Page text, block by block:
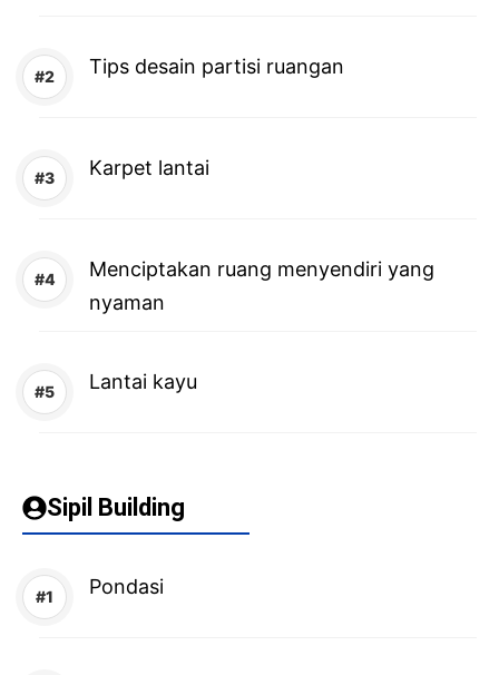
Tips desain partisi ruangan
Karpet lantai
Menciptakan ruang menyendiri yang
nyaman
Lantai kayu
Sipil Building
Pondasi